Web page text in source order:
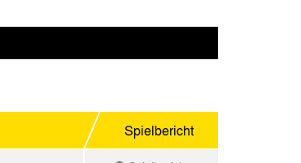
Spielbericht